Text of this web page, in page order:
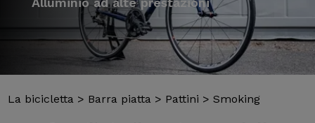
La bicicletta > Barra piatta > Pattini >Smoking